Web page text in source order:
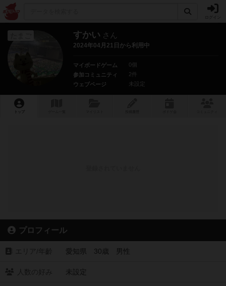
すかい さん
2024年04月21日から利用中
マイボードゲーム
0個
参加コミュニティ
2件
ウェブページ
未設定
トップ
プロフィール
愛知県 30歳 男性
未設定